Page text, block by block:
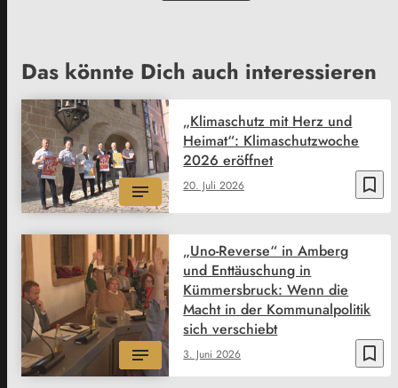
Das könnte Dich auch interessieren
bookmark_border
20. Juli 2026
„Klimaschutz mit Herz und
Heimat“: Klimaschutzwoche
2026 eröffnet
bookmark_border
3. Juni 2026
„Uno-Reverse“ in Amberg
und Enttäuschung in
Kümmersbruck: Wenn die
Macht in der Kommunalpolitik
sich verschiebt